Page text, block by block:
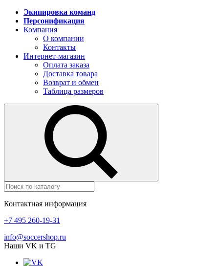
Экипировка команд
Персонификация
Компания
О компании
Контакты
Интернет-магазин
Оплата заказа
Доставка товара
Возврат и обмен
Таблица размеров
Контактная информация
+7 495 260-19-31
info@soccershop.ru
Наши VK и TG